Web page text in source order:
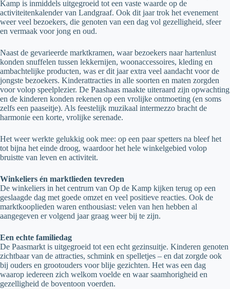
Kamp is inmiddels uitgegroeid tot een vaste waarde op de
activiteitenkalender van Landgraaf. Ook dit jaar trok het evenement
weer veel bezoekers, die genoten van een dag vol gezelligheid, sfeer
en vermaak voor jong en oud.
Naast de gevarieerde marktkramen, waar bezoekers naar hartenlust
konden snuffelen tussen lekkernijen, woonaccessoires, kleding en
ambachtelijke producten, was er dit jaar extra veel aandacht voor de
jongste bezoekers. Kinderattracties in alle soorten en maten zorgden
voor volop speelplezier. De Paashaas maakte uiteraard zijn opwachting
en de kinderen konden rekenen op een vrolijke ontmoeting (en soms
zelfs een paaseitje). Als feestelijk muzikaal intermezzo bracht de
harmonie een korte, vrolijke serenade.
Het weer werkte gelukkig ook mee: op een paar spetters na bleef het
tot bijna het einde droog, waardoor het hele winkelgebied volop
bruistte van leven en activiteit.
Winkeliers én marktlieden tevreden
De winkeliers in het centrum van Op de Kamp kijken terug op een
geslaagde dag met goede omzet en veel positieve reacties. Ook de
marktkooplieden waren enthousiast: velen van hen hebben al
aangegeven er volgend jaar graag weer bij te zijn.
Een echte familiedag
De Paasmarkt is uitgegroeid tot een echt gezinsuitje. Kinderen genoten
zichtbaar van de attracties, schmink en spelletjes – en dat zorgde ook
bij ouders en grootouders voor blije gezichten. Het was een dag
waarop iedereen zich welkom voelde en waar saamhorigheid en
gezelligheid de boventoon voerden.